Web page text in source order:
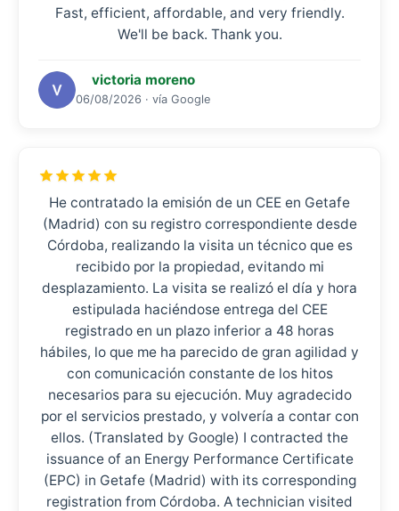
Fast, efficient, affordable, and very friendly.
We'll be back. Thank you.
victoria moreno
06/08/2026 · vía Google
He contratado la emisión de un CEE en Getafe
(Madrid) con su registro correspondiente desde
Córdoba, realizando la visita un técnico que es
recibido por la propiedad, evitando mi
desplazamiento. La visita se realizó el día y hora
estipulada haciéndose entrega del CEE
registrado en un plazo inferior a 48 horas
hábiles, lo que me ha parecido de gran agilidad y
con comunicación constante de los hitos
necesarios para su ejecución. Muy agradecido
por el servicios prestado, y volvería a contar con
ellos. (Translated by Google) I contracted the
issuance of an Energy Performance Certificate
(EPC) in Getafe (Madrid) with its corresponding
registration from Córdoba. A technician visited